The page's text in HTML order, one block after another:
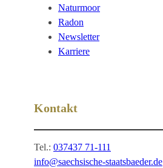
Naturmoor
Radon
Newsletter
Karriere
Kontakt
Tel.: 037437 71-111
info@saechsische-staatsbaeder.de